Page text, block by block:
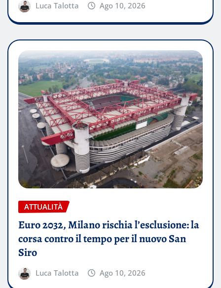
Luca Talotta Ago 10, 2026
ATTUALITÀ
Euro 2032, Milano rischia l’esclusione: la
corsa contro il tempo per il nuovo San
Siro
Luca Talotta Ago 10, 2026